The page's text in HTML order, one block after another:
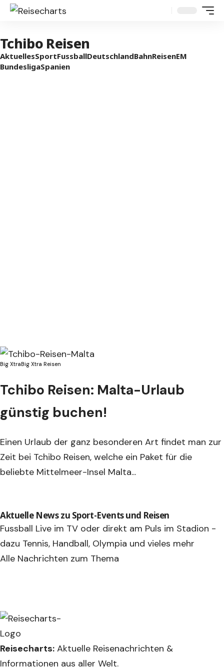
Tchibo Reisen
AktuellesSportFussballDeutschlandBahnReisenEM
BundesligaSpanien
Big XtraBig Xtra Reisen
Tchibo Reisen: Malta-Urlaub
günstig buchen!
Einen Urlaub der ganz besonderen Art findet man zur
Zeit bei Tchibo Reisen, welche ein Paket für die
beliebte Mittelmeer-Insel Malta...
Aktuelle News zu Sport-Events und Reisen
Fussball Live im TV oder direkt am Puls im Stadion -
dazu Tennis, Handball, Olympia und vieles mehr
Alle Nachrichten zum Thema
Reisecharts: Aktuelle Reisenachrichten &
Informationen aus aller Welt.